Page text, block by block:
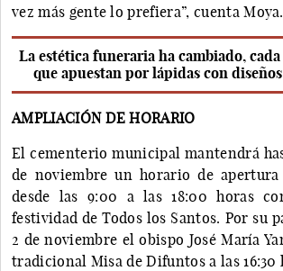
vez más gente lo prefiera”, cuenta Moya.
La estética funeraria ha cambiado, cada
que apuestan por lápidas con
AMPLIACIÓN DE HORARIO
El cementerio municipal mantendrá
de noviembre un horario de
desde las 9:00 a las 18:00 horas
festividad de Todos los Santos. Por su
2 de noviembre el obispo José María
tradicional Misa de Difuntos a las 16:30